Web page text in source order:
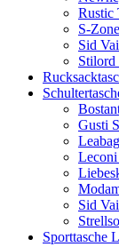
Rustic
S-
Sid
Stilord
Gusti
Leconi
Sid
Sporttasche